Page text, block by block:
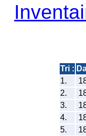
Tri :
1.
2.
3.
4.
5.